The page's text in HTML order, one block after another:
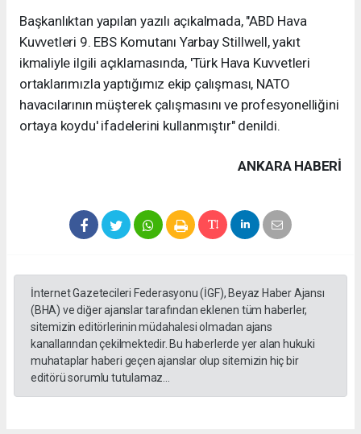
Başkanlıktan yapılan yazılı açıkalmada, "ABD Hava
Kuvvetleri 9. EBS Komutanı Yarbay Stillwell, yakıt
ikmaliyle ilgili açıklamasında, 'Türk Hava Kuvvetleri
ortaklarımızla yaptığımız ekip çalışması, NATO
havacılarının müşterek çalışmasını ve profesyonelliğini
ortaya koydu' ifadelerini kullanmıştır" denildi.
ANKARA HABERİ
İnternet Gazetecileri Federasyonu (İGF), Beyaz Haber Ajansı
(BHA) ve diğer ajanslar tarafından eklenen tüm haberler,
sitemizin editörlerinin müdahalesi olmadan ajans
kanallarından çekilmektedir. Bu haberlerde yer alan hukuki
muhataplar haberi geçen ajanslar olup sitemizin hiç bir
editörü sorumlu tutulamaz...